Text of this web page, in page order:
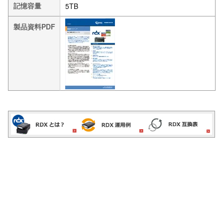
記憶容量 5TB
製品資料PDF